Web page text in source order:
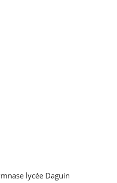
lycée Daguin